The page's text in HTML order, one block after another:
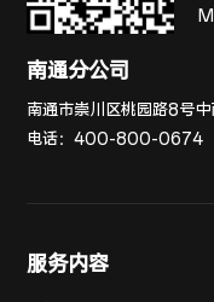
南通分公司
南通市崇川区桃园路8号
电话：400-800-0674
服务内容